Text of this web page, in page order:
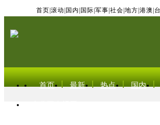
首页 滚动 国内 国际 军事 社会 地方 港澳
首页 最新 热点 国内